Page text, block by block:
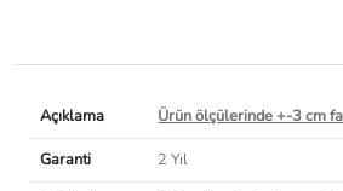
Açıklama
Ürün ölçülerinde +-3 cm
Garanti
2 Yıl